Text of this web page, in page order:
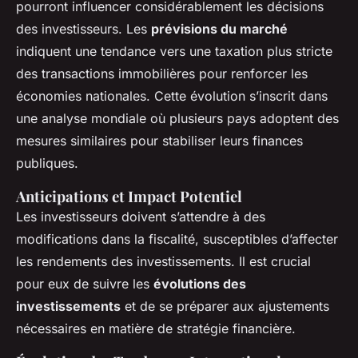
pourront influencer considérablement les décisions
des investisseurs. Les prévisions du marché
indiquent une tendance vers une taxation plus stricte
des transactions immobilières pour renforcer les
économies nationales. Cette évolution s’inscrit dans
une analyse mondiale où plusieurs pays adoptent des
mesures similaires pour stabiliser leurs finances
publiques.
Anticipations et Impact Potentiel
Les investisseurs doivent s’attendre à des
modifications dans la fiscalité, susceptibles d’affecter
les rendements des investissements. Il est crucial
pour eux de suivre les évolutions des
investissements et de se préparer aux ajustements
nécessaires en matière de stratégie financière.